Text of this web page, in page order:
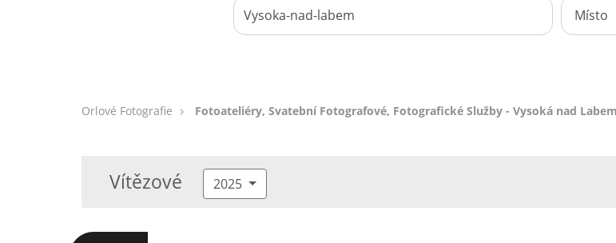
Orlové Fotografie Fotoateliéry, Svatební Fotografové, Fotografické Služby - Vysoká nad Labem
Vítězové 2025